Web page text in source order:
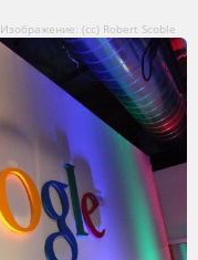
Изображение: (cc) Robert Scoble